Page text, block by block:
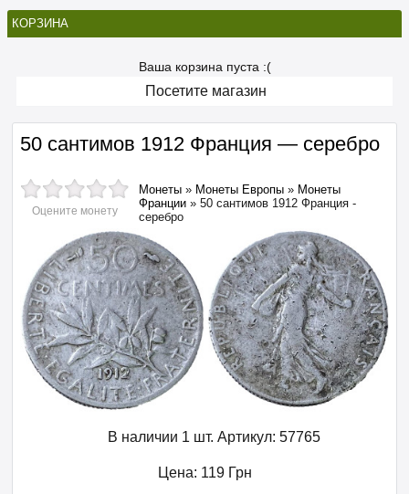
КОРЗИНА
Ваша корзина пуста :(
Посетите магазин
50 сантимов 1912 Франция — серебро
Оцените монету
Монеты » Монеты Европы » Монеты
Франции » 50 сантимов 1912 Франция -
серебро
В наличии 1 шт. Артикул: 57765
Цена: 119 Грн